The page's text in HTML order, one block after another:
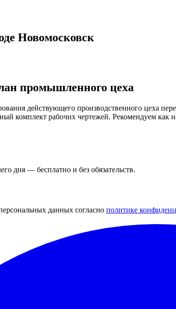
Новомосковск
промышленного цеха
действующего производственного цеха
комплект рабочих чертежей. Рекомендуем
дня — бесплатно и без обязательств.
данных согласно политике